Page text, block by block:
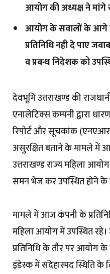
आयोग की अध्यक्ष ने मांगे
आयोग के सवालों के आगे
प्रतिनिधि नही दे पाए
व प्रबन्ध निदेशक को
देवभूमि उत्तराखण्ड की
एनालेटिक्स कम्पनी द्वारा
रिपोर्ट और सूचकांक
असुरक्षित बताने के मामले में
उत्तराखण्ड राज्य महिला
समन भेज कर उपस्थित होने के
मामले में आज कंपनी के
महिला आयोग में उपस्थित
प्रतिनिधि के तौर पर आयोग के
इंडेस्क में संदेहास्पद स्थिति के